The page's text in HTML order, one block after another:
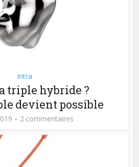
Intra
triple hybride ?
devient possible
2 commentaires